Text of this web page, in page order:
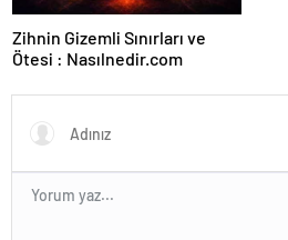
Zihnin Gizemli Sınırları ve
Ötesi : Nasılnedir.com